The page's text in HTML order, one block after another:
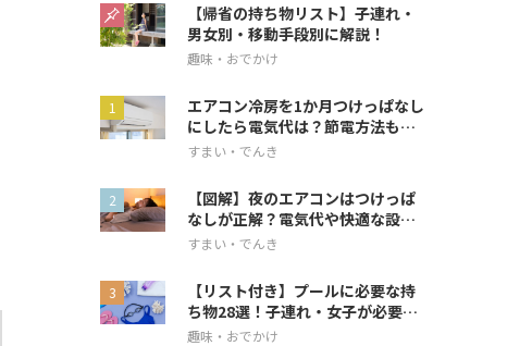
【帰省の持ち物リスト】子連れ・
男女別・移動手段別に解説！
趣味・おでかけ
エアコン冷房を1か月つけっぱなし
にしたら電気代は？節電方法も解
説
すまい・でんき
【図解】夜のエアコンはつけっぱ
なしが正解？電気代や快適な設定
を解説
すまい・でんき
【リスト付き】プールに必要な持
ち物28選！子連れ・女子が必要な
アイテムも
趣味・おでかけ